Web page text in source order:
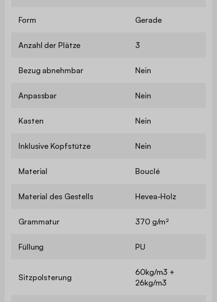
Form Gerade
Anzahl der Plätze 3
Bezug abnehmbar Nein
Anpassbar Nein
Kasten Nein
Inklusive Kopfstütze Nein
Material Bouclé
Material des Gestells Hevea-Holz
Grammatur 370 g/m²
Füllung PU
Sitzpolsterung
60kg/m3 +
26kg/m3